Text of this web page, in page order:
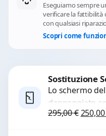
Eseguiamo sempre
verificare la
con qualsiasi
Scopri come
Sostituzione
Lo schermo
danneggiato
macchie,
295,00€ Il